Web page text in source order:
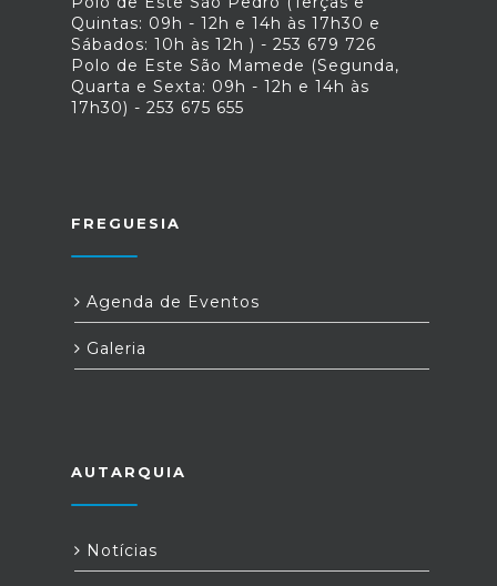
Quintas: 09h - 12h e 14h às 17h30 e
Sábados: 10h às 12h ) - 253 679 726
Polo de Este São Mamede (Segunda,
Quarta e Sexta: 09h - 12h e 14h às
17h30) - 253 675 655
FREGUESIA
Agenda de Eventos
Galeria
AUTARQUIA
Notícias